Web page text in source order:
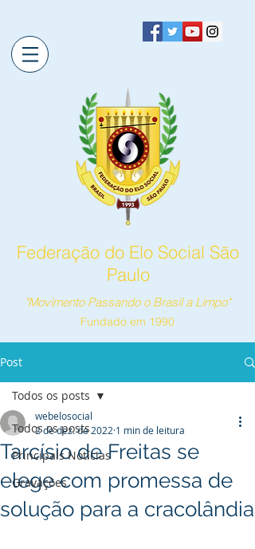
Federação do Elo Social São
Paulo
"Movimento Passando o Brasil a Limpo"
Fundado em 1990
Post
Todos os posts
Principais Notícias
Gravações
Todos os posts
Tarcísio de Freitas se
elege com promessa de
solução para a cracolândia
webelosocial
2 de dez. de 2022 1 min de leitura